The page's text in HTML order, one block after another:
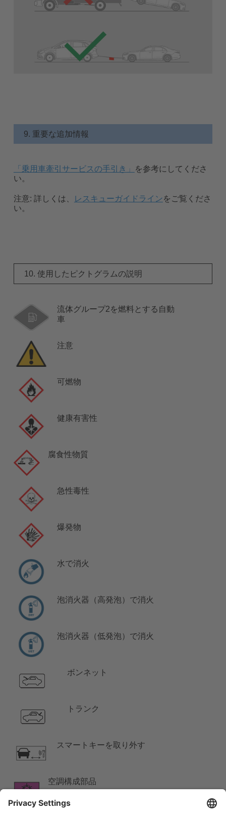
9. 重要な追加情報
「乗用車牽引サービスの手引き」
を参考にしてくださ
い。
注意: 詳しくは、 レスキューガイドラインをご覧くださ
い。
10. 使用したピクトグラムの説明
流体グループ2を燃料とする自動
車
注意
可燃物
健康有害性
腐食性物質
急性毒性
爆発物
水で消火
泡消火器（高発泡）で消火
泡消火器（低発泡）で消火
ボンネット
トランク
スマートキーを取り外す
空調構成部品